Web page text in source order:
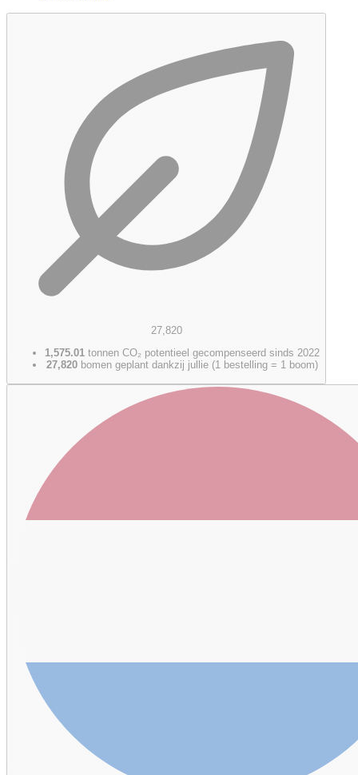
27,820
1,575.01 tonnen CO₂ potentieel gecompenseerd sinds 2022
27,820 bomen geplant dankzij jullie (1 bestelling = 1 boom)